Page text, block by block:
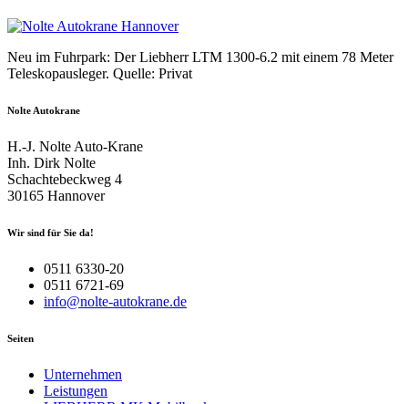
Neu im Fuhrpark: Der Liebherr LTM 1300-6.2 mit einem 78 Meter
Teleskopausleger. Quelle: Privat
Nolte Autokrane
H.-J. Nolte Auto-Krane
Inh. Dirk Nolte
Schachtebeckweg 4
30165 Hannover
Wir sind für Sie da!
0511 6330-20
0511 6721-69
info@nolte-autokrane.de
Seiten
Unternehmen
Leistungen